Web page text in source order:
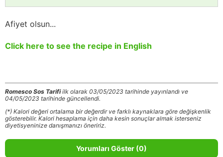
Afiyet olsun...
Click here to see the recipe in English
Romesco Sos Tarifiilk olarak 03/05/2023 tarihinde yayınlandı ve
04/05/2023 tarihinde güncellendi.
(*) Kalori değeri ortalama bir değerdir ve farklı kaynaklara göre değişkenlik
gösterebilir. Kalori hesaplama için daha kesin sonuçlar almak isterseniz
diyetisyeninize danışmanızı öneririz.
Yorumları Göster (0)